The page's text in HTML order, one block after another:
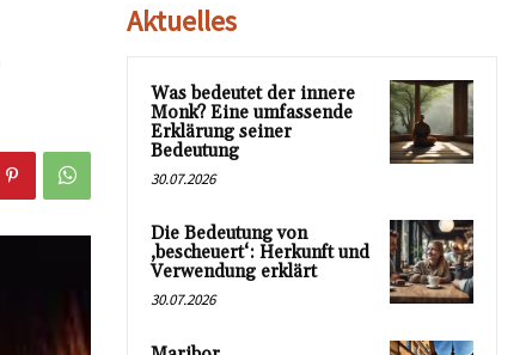
Aktuelles
Was bedeutet der innere
Monk? Eine umfassende
Erklärung seiner
Bedeutung
30.07.2026
Die Bedeutung von
‚bescheuert‘: Herkunft und
Verwendung erklärt
30.07.2026